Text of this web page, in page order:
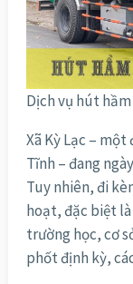
Dịch vụ hút
Xã Kỳ Lạc –
Tĩnh – đang
Tuy nhiên, đi
hoạt, đặc biệt
trường học, cơ
phốt định kỳ,